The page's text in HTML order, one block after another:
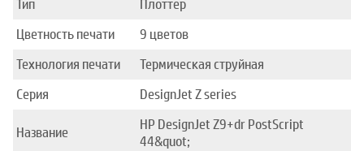
Тип
Плоттер
Цветность печати
9 цветов
Технология печати
Термическая струйная
Серия
DesignJet Z series
Название
HP DesignJet Z9+dr PostScript
44&quot;